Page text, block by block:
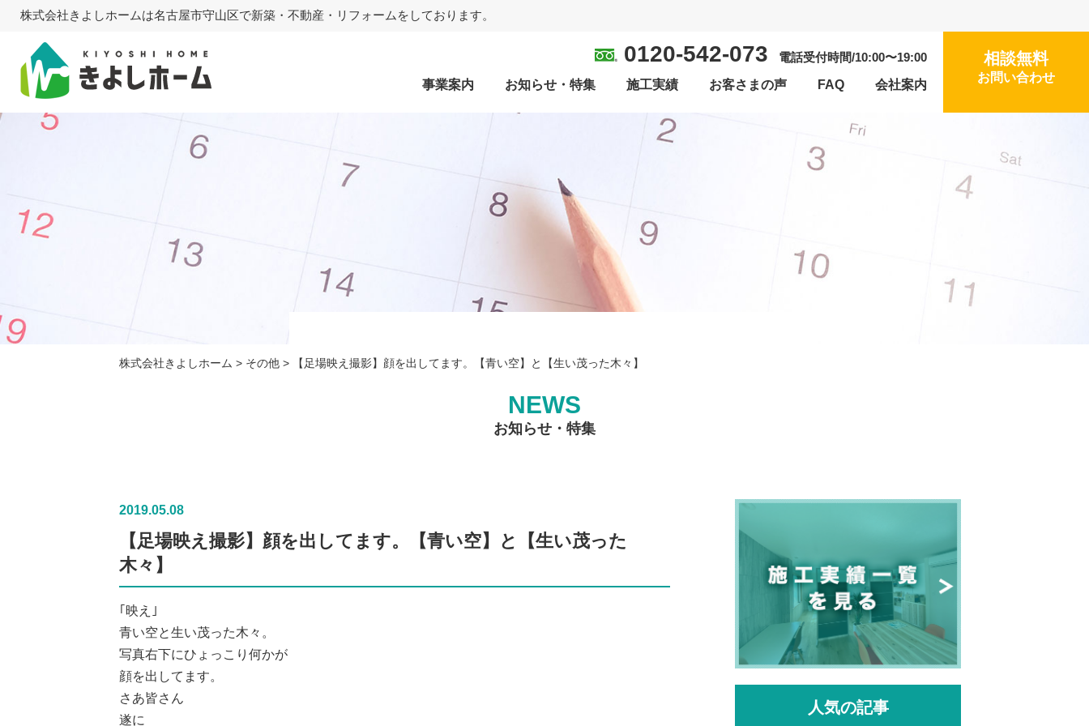
株式会社きよしホームは名古屋市守山区で新築・不動産・リフォームをしております。
相談無料
お問い合わせ
0120-542-073
電話受付時間/10:00〜19:00
事業案内
お知らせ・特集 施工実績 お客さまの声 FAQ 会社案内
株式会社きよしホーム > その他 > 【足場映え撮影】顔を出してます。【青い空】と【生い茂った木々】
NEWS
お知らせ・特集
2019.05.08
【足場映え撮影】顔を出してます。【青い空】と【生い茂った
木々】
｢映え｣
青い空と生い茂った木々。
写真右下にひょっこり何かが
顔を出してます。
さあ皆さん
遂に
人気の記事